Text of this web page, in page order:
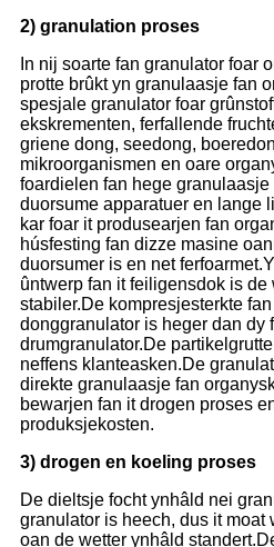
2) granulation proses
In nij soarte fan granulator foar
protte brûkt yn granulaasje fan
spesjale granulator foar
ekskrementen, ferfallende
griene dong, seedong,
mikroorganismen en oare
foardielen fan hege
duorsume apparatuer en lange
kar foar it produsearjen fan
húsfesting fan dizze masine
duorsumer is en net
ûntwerp fan it feiligensdok is
stabiler.De kompresjesterkte
donggranulator is heger dan dy
drumgranulator.De
neffens klanteasken.De
direkte granulaasje fan
bewarjen fan it drogen proses
produksjekosten.
3) drogen en koeling proses
De dieltsje focht ynhâld nei
granulator is heech, dus it moat
oan de wetter ynhâld